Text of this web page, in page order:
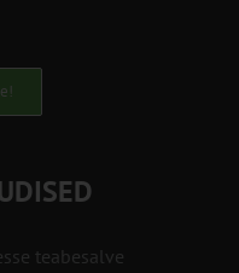
teabesalve